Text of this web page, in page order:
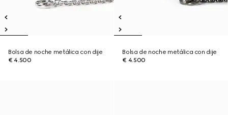
Bolsa de noche metálica con dije
€ 4.500
Bolsa de noche metálica con dije
€ 4.500